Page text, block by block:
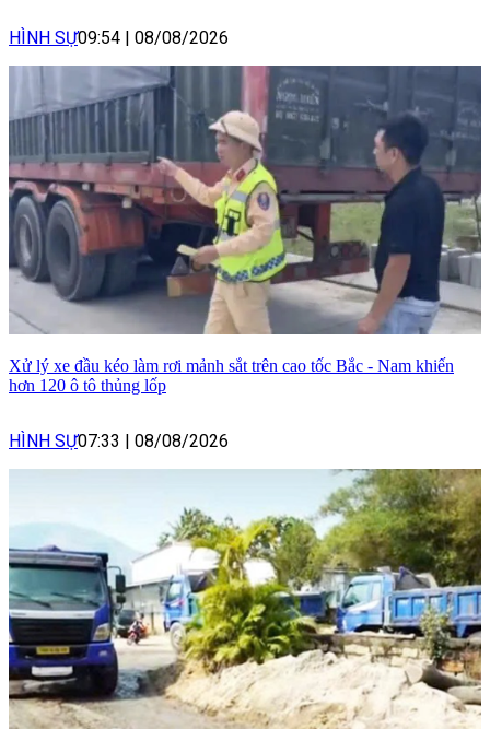
HÌNH SỰ09:54 08/08/2026
Xử lý xe đầu kéo làm rơi mảnh sắt trên cao tốc Bắc - Nam khiến
hơn 120 ô tô thủng lốp
HÌNH SỰ07:33 | 08/08/2026